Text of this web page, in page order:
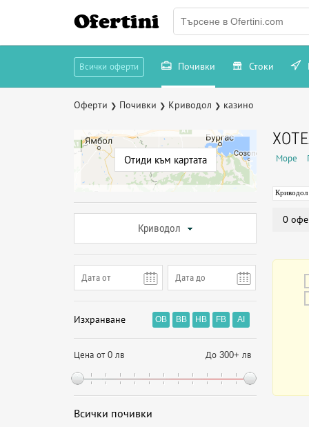
Ofertini
Всички оферти Почивки Стоки
Оферти ❯ Почивки ❯ Криводол ❯ казино
Отиди към картата
Криводол
Изхранване OB BB HB FB AI
Цена от 0 лв До 300+ лв
Всички почивки
Море
Криводол
0